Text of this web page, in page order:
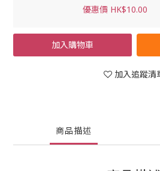
優惠價 HK$10.00
加入購物車
加入追蹤清
商品描述